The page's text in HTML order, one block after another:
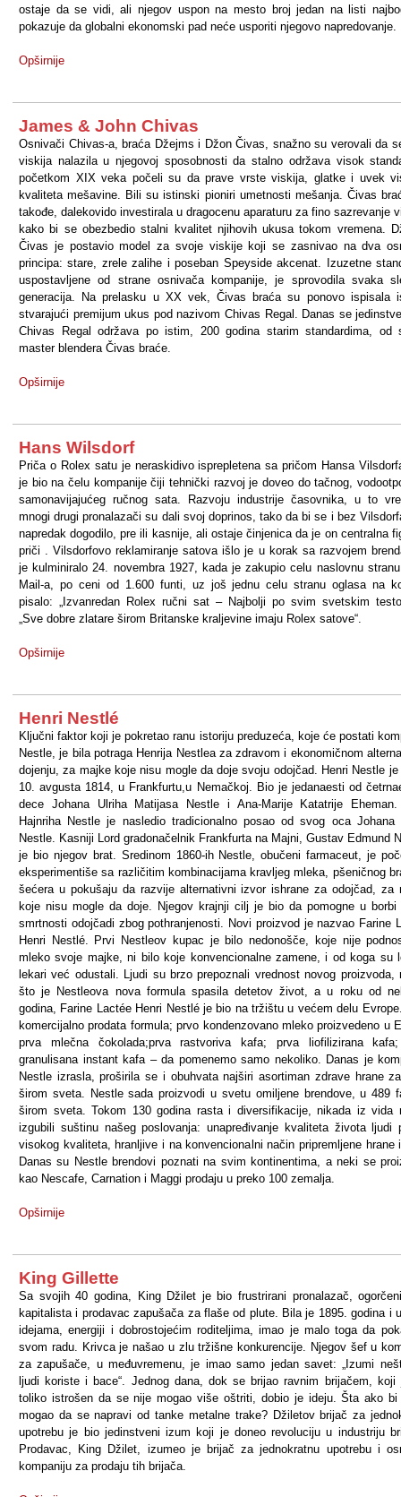
ostaje da se vidi, ali njegov uspon na mesto broj jedan na listi
pokazuje da globalni ekonomski pad neće usporiti njegovo napredovanje.
Opširnije
James & John Chivas
Osnivači Chivas-a, braća Džejms i Džon Čivas, snažno su verovali da
viskija nalazila u njegovoj sposobnosti da stalno održava visok
početkom XIX veka počeli su da prave vrste viskija, glatke i uvek
kvaliteta mešavine. Bili su istinski pioniri umetnosti mešanja. Čivas
takođe, dalekovido investirala u dragocenu aparaturu za fino sazrevanje
kako bi se obezbedio stalni kvalitet njihovih ukusa tokom vremena.
Čivas je postavio model za svoje viskije koji se zasnivao na dva
principa: stare, zrele zalihe i poseban Speyside akcenat. Izuzetne
uspostavljene od strane osnivača kompanije, je sprovodila svaka
generacija. Na prelasku u XX vek, Čivas braća su ponovo ispisala
stvarajući premijum ukus pod nazivom Chivas Regal. Danas se
Chivas Regal održava po istim, 200 godina starim standardima, od
master blendera Čivas braće.
Opširnije
Hans Wilsdorf
Priča o Rolex satu je neraskidivo isprepletena sa pričom Hansa
je bio na čelu kompanije čiji tehnički razvoj je doveo do tačnog,
samonavijajućeg ručnog sata. Razvoju industrije časovnika, u to
mnogi drugi pronalazači su dali svoj doprinos, tako da bi se i bez
napredak dogodilo, pre ili kasnije, ali ostaje činjenica da je on centralna
priči . Vilsdorfovo reklamiranje satova išlo je u korak sa razvojem
je kulminiralo 24. novembra 1927, kada je zakupio celu naslovnu
Mail-a, po ceni od 1.600 funti, uz još jednu celu stranu oglasa na
pisalo: „Izvanredan Rolex ručni sat – Najbolji po svim svetskim
„Sve dobre zlatare širom Britanske kraljevine imaju Rolex satove“.
Opširnije
Henri Nestlé
Ključni faktor koji je pokretao ranu istoriju preduzeća, koje će postati
Nestle, je bila potraga Henrija Nestlea za zdravom i ekonomičnom
dojenju, za majke koje nisu mogle da doje svoju odojčad. Henri Nestle je
10. avgusta 1814, u Frankfurtu,u Nemačkoj. Bio je jedanaesti od
dece Johana Ulriha Matijasa Nestle i Ana-Marije Katatrije
Hajnriha Nestle je nasledio tradicionalno posao od svog oca Johana
Nestle. Kasniji Lord gradonačelnik Frankfurta na Majni, Gustav Edmund
je bio njegov brat. Sredinom 1860-ih Nestle, obučeni farmaceut, je
eksperimentiše sa različitim kombinacijama kravljeg mleka, pšeničnog
šećera u pokušaju da razvije alternativni izvor ishrane za odojčad, za
koje nisu mogle da doje. Njegov krajnji cilj je bio da pomogne u borbi
smrtnosti odojčadi zbog pothranjenosti. Novi proizvod je nazvao Farine
Henri Nestlé. Prvi Nestleov kupac je bilo nedonošče, koje nije
mleko svoje majke, ni bilo koje konvencionalne zamene, i od koga su
lekari već odustali. Ljudi su brzo prepoznali vrednost novog proizvoda,
što je Nestleova nova formula spasila detetov život, a u roku od
godina, Farine Lactée Henri Nestlé je bio na tržištu u većem delu
komercijalno prodata formula; prvo kondenzovano mleko proizvedeno u
prva mlečna čokolada;prva rastvoriva kafa; prva liofilizirana
granulisana instant kafa – da pomenemo samo nekoliko. Danas je
Nestle izrasla, proširila se i obuhvata najširi asortiman zdrave hrane
širom sveta. Nestle sada proizvodi u svetu omiljene brendove, u 489
širom sveta. Tokom 130 godina rasta i diversifikacije, nikada iz vida
izgubili suštinu našeg poslovanja: unapređivanje kvaliteta života ljudi
visokog kvaliteta, hranljive i na konvencionalni način pripremljene hrane
Danas su Nestle brendovi poznati na svim kontinentima, a neki se
kao Nescafe, Carnation i Maggi prodaju u preko 100 zemalja.
Opširnije
King Gillette
Sa svojih 40 godina, King Džilet je bio frustrirani pronalazač,
kapitalista i prodavac zapušača za flaše od plute. Bila je 1895. godina i
idejama, energiji i dobrostojećim roditeljima, imao je malo toga da
svom radu. Krivca je našao u zlu tržišne konkurencije. Njegov šef u
za zapušače, u međuvremenu, je imao samo jedan savet: „Izumi
ljudi koriste i bace“. Jednog dana, dok se brijao ravnim brijačem, koji
toliko istrošen da se nije mogao više oštriti, dobio je ideju. Šta ako bi
mogao da se napravi od tanke metalne trake? Džiletov brijač za
upotrebu je bio jedinstveni izum koji je doneo revoluciju u industriju
Prodavac, King Džilet, izumeo je brijač za jednokratnu upotrebu i
kompaniju za prodaju tih brijača.